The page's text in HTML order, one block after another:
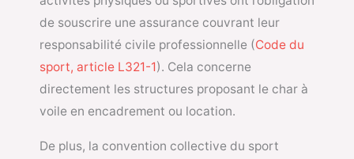
de souscrire une assurance couvrant leur
responsabilité civile professionnelle (Code du
sport, article L321-1). Cela concerne
directement les structures proposant le char à
voile en encadrement ou location.
De plus, la convention collective du sport